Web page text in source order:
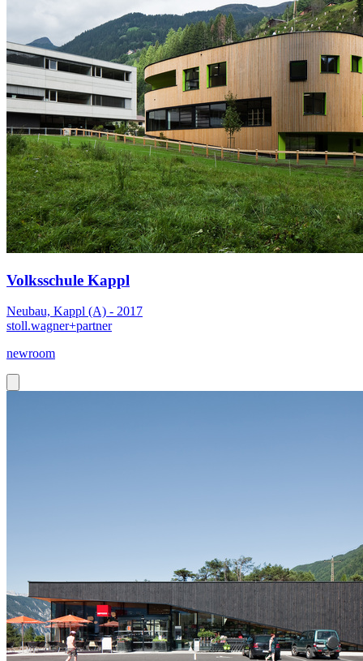
Volksschule Kappl
Neubau, Kappl (A) - 2017
stoll.wagner+partner
newroom